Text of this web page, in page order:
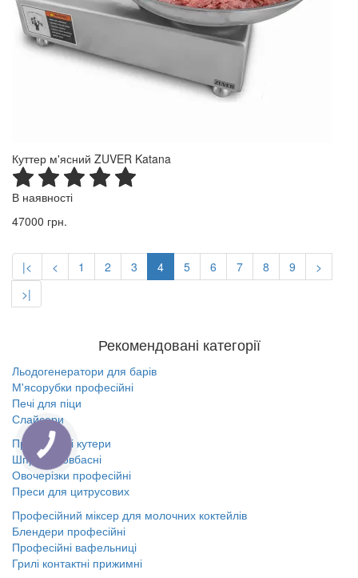
Куттер м'ясний ZUVER Katana
В наявності
47000 грн.
|< < 1 2 3 4 5 6 7 8 9
>
>|
Рекомендовані категорії
Льодогенератори для барів
М'ясорубки професійні
Печі для піци
Слайсери
Промислові кутери
Шприци ковбасні
Овочерізки професійні
Преси для цитрусових
Професійний міксер для молочних коктейлів
Блендери професійні
Професійні вафельниці
Грилі контактні прижимні